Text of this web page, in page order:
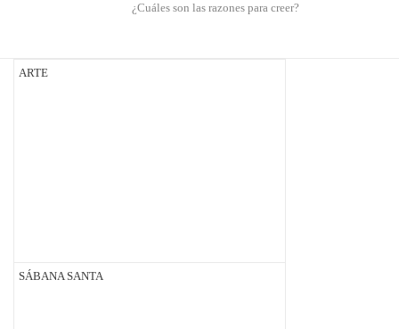
¿Cuáles son las razones para creer?
ARTE
SÁBANA SANTA